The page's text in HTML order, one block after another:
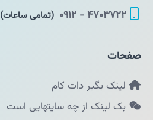
۴۷۰۳۷۲۲ - ۰۹۱۲
(تمامی ساعات)
صفحات
لینک بگیر دات کام
بک لینک از چه سایتهایی است